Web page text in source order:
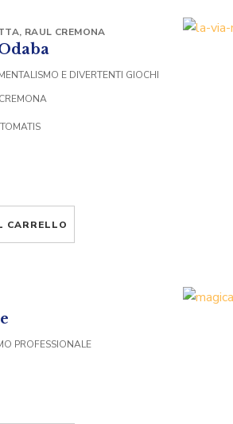
, RAUL CREMONA
E DIVERTENTI GIOCHI
CARRELLO
PROFESSIONALE